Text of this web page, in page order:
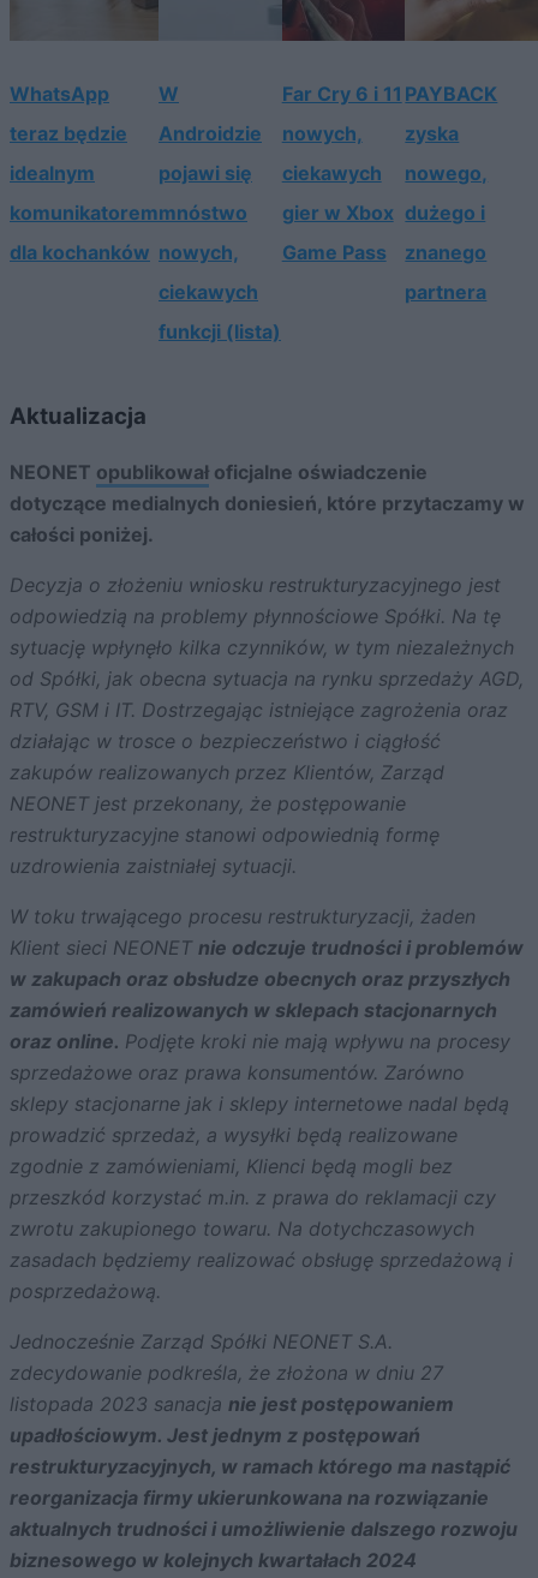
WhatsApp
teraz będzie
idealnym
komunikatorem
dla kochanków
W
Androidzie
pojawi się
mnóstwo
nowych,
ciekawych
funkcji (lista)
Far Cry 6 i 11
nowych,
ciekawych
gier w Xbox
Game Pass
PAYBACK
zyska
nowego,
dużego i
znanego
partnera
Aktualizacja
NEONET opublikował oficjalne oświadczenie
dotyczące medialnych doniesień, które przytaczamy w
całości poniżej.
Decyzja o złożeniu wniosku restrukturyzacyjnego jest
odpowiedzią na problemy płynnościowe Spółki. Na tę
sytuację wpłynęło kilka czynników, w tym niezależnych
od Spółki, jak obecna sytuacja na rynku sprzedaży AGD,
RTV, GSM i IT. Dostrzegając istniejące zagrożenia oraz
działając w trosce o bezpieczeństwo i ciągłość
zakupów realizowanych przez Klientów, Zarząd
NEONET jest przekonany, że postępowanie
restrukturyzacyjne stanowi odpowiednią formę
uzdrowienia zaistniałej sytuacji.
W toku trwającego procesu restrukturyzacji, żaden
Klient sieci NEONET nie odczuje trudności i problemów
w zakupach oraz obsłudze obecnych oraz przyszłych
zamówień realizowanych w sklepach stacjonarnych
oraz online. Podjęte kroki nie mają wpływu na procesy
sprzedażowe oraz prawa konsumentów. Zarówno
sklepy stacjonarne jak i sklepy internetowe nadal będą
prowadzić sprzedaż, a wysyłki będą realizowane
zgodnie z zamówieniami, Klienci będą mogli bez
przeszkód korzystać m.in. z prawa do reklamacji czy
zwrotu zakupionego towaru. Na dotychczasowych
zasadach będziemy realizować obsługę sprzedażową i
posprzedażową.
Jednocześnie Zarząd Spółki NEONET S.A.
zdecydowanie podkreśla, że złożona w dniu 27
listopada 2023 sanacja nie jest postępowaniem
upadłościowym. Jest jednym z postępowań
restrukturyzacyjnych, w ramach którego ma nastąpić
reorganizacja firmy ukierunkowana na rozwiązanie
aktualnych trudności i umożliwienie dalszego rozwoju
biznesowego w kolejnych kwartałach 2024